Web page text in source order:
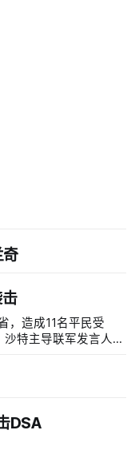
奇
，造成11名平民受
特主导联军发言人图
DSA